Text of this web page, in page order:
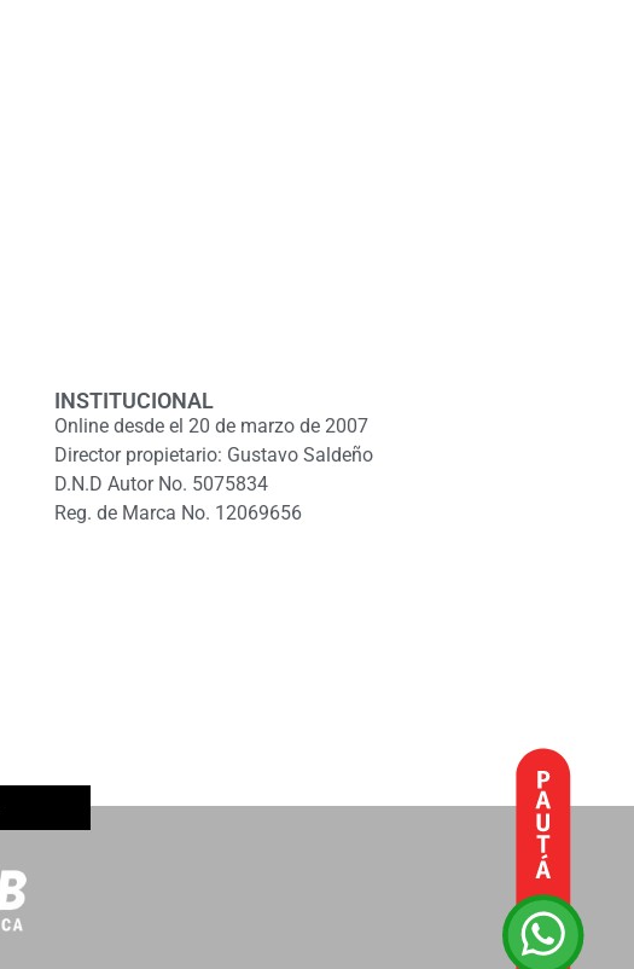
INSTITUCIONAL
Online desde el 20 de marzo de 2007
Director propietario: Gustavo Saldeño
D.N.D Autor No. 5075834
Reg. de Marca No. 12069656